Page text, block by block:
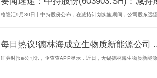
格隆汇9月30日丨中持股份公布，在减持计划实施期间，公司股东远望
每日热议!德林海成立生物质新能源公司
证券时报e公司讯，企查查APP显示，近日，无锡德林海生物质新能源